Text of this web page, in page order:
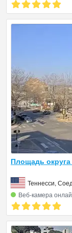
Площадь
Теннесси,
Веб‑камера